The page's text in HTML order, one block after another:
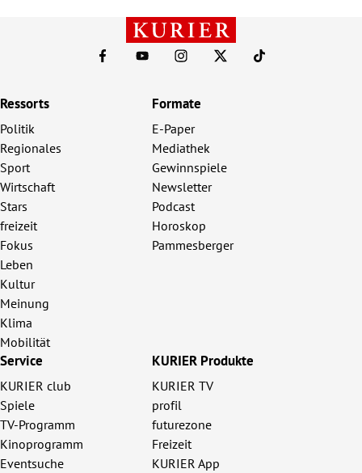
Ressorts
Politik
Regionales
Sport
Wirtschaft
Stars
freizeit
Fokus
Leben
Kultur
Meinung
Klima
Mobilität
Formate
E-Paper
Mediathek
Gewinnspiele
Newsletter
Podcast
Horoskop
Pammesberger
Service
KURIER club
Spiele
TV-Programm
Kinoprogramm
Eventsuche
KURIER Produkte
KURIER TV
profil
futurezone
Freizeit
KURIER App